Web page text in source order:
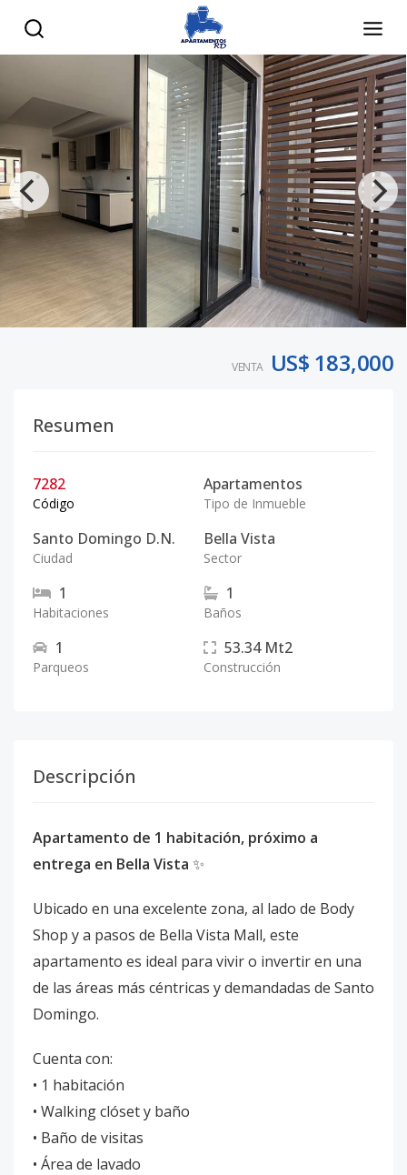
VENTA US$ 183,000
Resumen
7282
Código
Apartamentos
Tipo de Inmueble
Santo Domingo D.N.
Ciudad
Bella Vista
Sector
1
Habitaciones
1
Baños
1
Parqueos
53.34 Mt2
Construcción
Descripción
Apartamento de 1 habitación, próximo a
entrega en Bella Vista ✨
Ubicado en una excelente zona, al lado de Body
Shop y a pasos de Bella Vista Mall, este
apartamento es ideal para vivir o invertir en una
de las áreas más céntricas y demandadas de Santo
Domingo.
Cuenta con:
• 1 habitación
• Walking clóset y baño
• Baño de visitas
• Área de lavado